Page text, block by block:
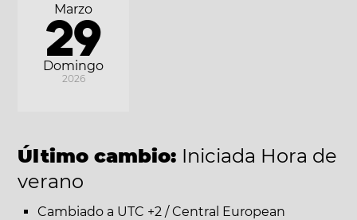
Domingo
Marzo
29
2026
Último cambio: Iniciada Hora de
verano
Cambiado a UTC +2 / Central European